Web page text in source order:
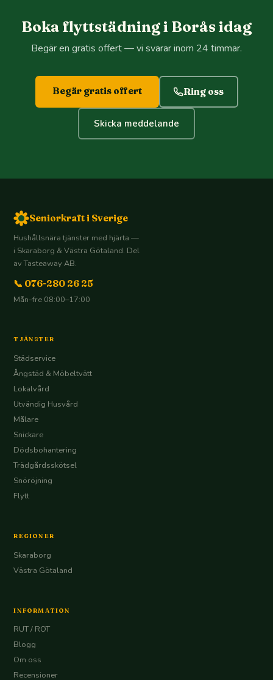
Boka flyttstädning i Borås idag
Begär en gratis offert — vi svarar inom 24 timmar.
Begär gratis offert Ring oss
Skicka meddelande
Seniorkraft i Sverige
Hushållsnära tjänster med hjärta —
i Skaraborg & Västra Götaland. Del
av Tasteaway AB.
📞 076-280 26 25
Mån–fre 08:00–17:00
TJÄNSTER
Städservice
Ångstäd & Möbeltvätt
Lokalvård
Utvändig Husvård
Målare
Snickare
Dödsbohantering
Trädgårdsskötsel
Snöröjning
Flytt
REGIONER
Skaraborg
Västra Götaland
INFORMATION
RUT / ROT
Blogg
Om oss
Recensioner